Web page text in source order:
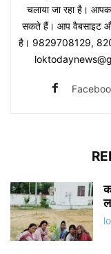
चलाया जा रहा है।
सकते हैं। आप वैबसाइट
है। 9829708129,